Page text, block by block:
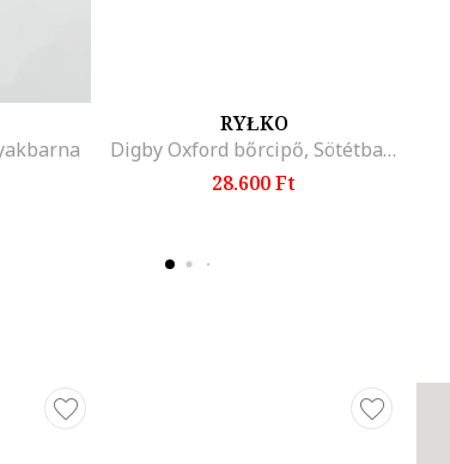
RYŁKO
Digby Oxford bőrcipő, Sötétbarna
28.600 Ft